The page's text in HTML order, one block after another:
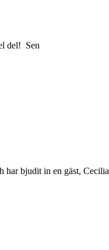
del! Sen
har bjudit in en gäst, Cecilia